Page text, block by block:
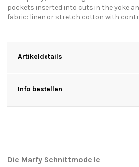
pockets inserted into cuts in the yoke
fabric: linen or stretch cotton with
Artikeldetails
Info bestellen
Die Marfy Schnittmodelle